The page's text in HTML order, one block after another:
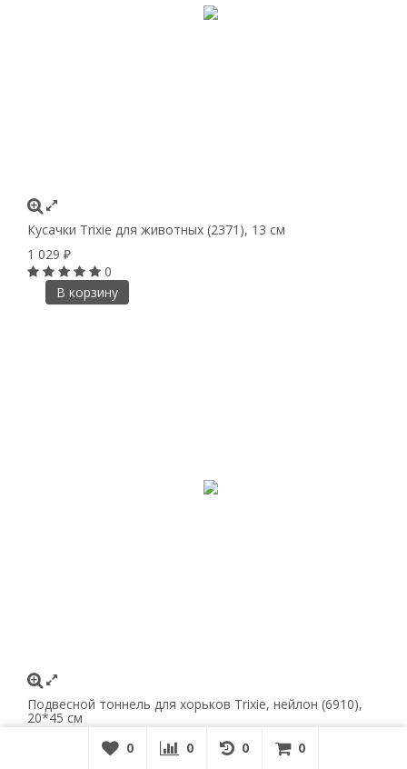
Кусачки Trixie для животных (2371), 13 см
1 029 ₽
0
В корзину
Подвесной тоннель для хорьков Trixie, нейлон (6910),
20*45 см
0
0 0 0 0